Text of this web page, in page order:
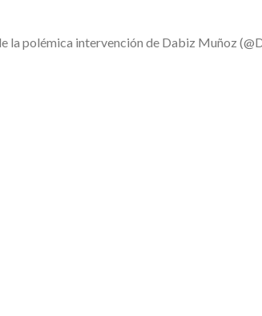
polémica intervención de Dabiz Muñoz